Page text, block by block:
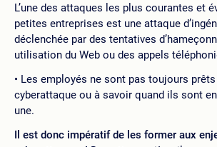
L’une des attaques les plus courantes et
petites entreprises est une attaque
déclenchée par des tentatives
utilisation du Web ou des appels
Les employés ne sont pas toujours
cyberattaque ou à savoir quand ils sont
une.
Il est donc impératif de les former aux